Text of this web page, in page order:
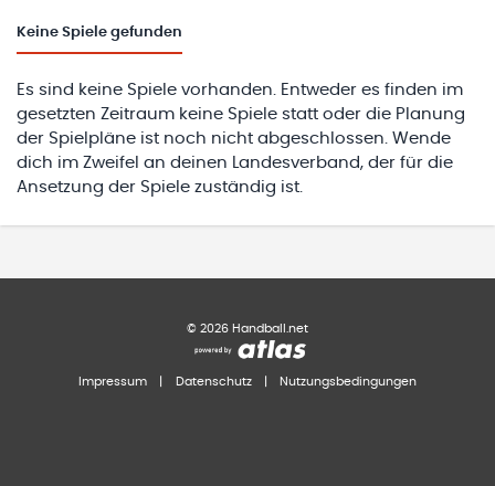
Keine Spiele gefunden
Es sind keine Spiele vorhanden. Entweder es finden im
gesetzten Zeitraum keine Spiele statt oder die Planung
der Spielpläne ist noch nicht abgeschlossen. Wende
dich im Zweifel an deinen Landesverband, der für die
Ansetzung der Spiele zuständig ist.
© 2026 Handball.net
Impressum Datenschutz Nutzungsbedingungen